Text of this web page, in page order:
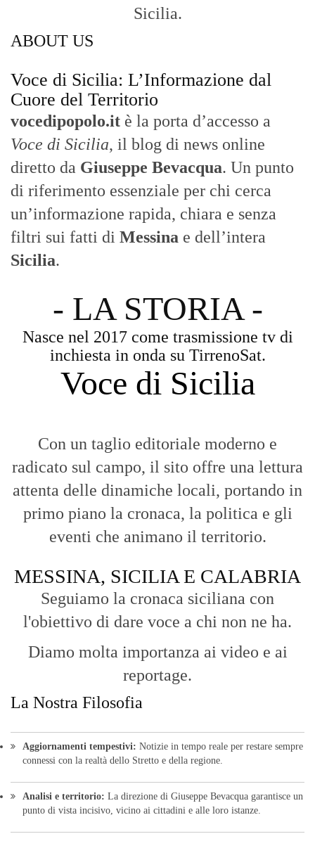
Sicilia.
ABOUT US
Voce di Sicilia: L’Informazione dal
Cuore del Territorio
vocedipopolo.it è la porta d’accesso a
Voce di Sicilia, il blog di news online
diretto da Giuseppe Bevacqua. Un punto
di riferimento essenziale per chi cerca
un’informazione rapida, chiara e senza
filtri sui fatti di Messina e dell’intera
Sicilia.
- LA STORIA -
Nasce nel 2017 come trasmissione tv di
inchiesta in onda su TirrenoSat.
Voce di Sicilia
Con un taglio editoriale moderno e
radicato sul campo, il sito offre una lettura
attenta delle dinamiche locali, portando in
primo piano la cronaca, la politica e gli
eventi che animano il territorio.
MESSINA, SICILIA E CALABRIA
Seguiamo la cronaca siciliana con
l'obiettivo di dare voce a chi non ne ha.
Diamo molta importanza ai video e ai
reportage.
La Nostra Filosofia
Aggiornamenti tempestivi: Notizie in tempo reale per restare sempre
connessi con la realtà dello Stretto e della regione.
Analisi e territorio: La direzione di Giuseppe Bevacqua garantisce un
punto di vista incisivo, vicino ai cittadini e alle loro istanze.